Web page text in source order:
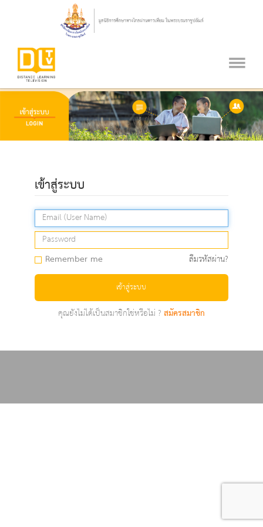
เข้าสู่ระบบ
Remember me ลืมรหัสผ่าน?
เข้าสู่ระบบ
คุณยังไม่ได้เป็นสมาชิกใช่หรือไม่ ?สมัครสมาชิก